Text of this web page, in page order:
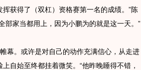
获得了（双杠）资格赛第一名的成绩。”陈
部家当都用上，因为小鹏为的就是这一天。”
。或许是对自己的动作充满信心，从走进
自始至终都挂着微笑。“他昨晚睡得不错，